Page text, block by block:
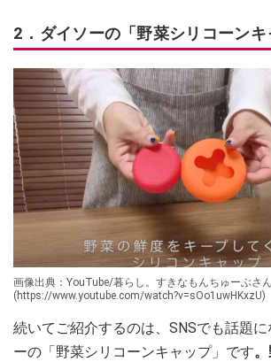
2．ダイソーの「野菜シリコーンキ
画像出典：YouTube/暮らし。すきなもんちゅーぶさん
(https://www.youtube.com/watch?v=sOo1uwHKxzU)
続いてご紹介するのは、SNSでも話題
ーの「野菜シリコーンキャップ」です